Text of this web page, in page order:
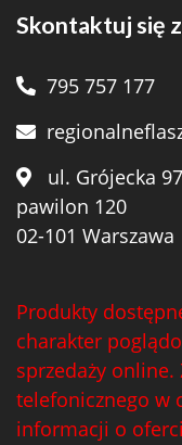
Skontaktuj się
795 757 177
ul. Grójecka 97
pawilon 120
02-101 Warszawa
Produkty
charakter
sprzedaży
telefonicznego w
informacji o